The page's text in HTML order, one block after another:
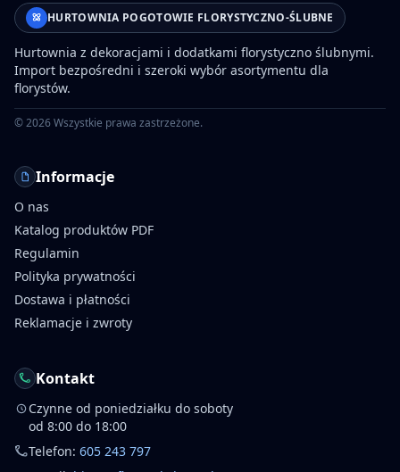
HURTOWNIA POGOTOWIE FLORYSTYCZNO-ŚLUBNE
Hurtownia z dekoracjami i dodatkami florystyczno ślubnymi.
Import bezpośredni i szeroki wybór asortymentu dla
florystów.
©2026Wszystkie prawa zastrzeżone.
Informacje
O nas
Katalog produktów PDF
Regulamin
Polityka prywatności
Dostawa i płatności
Reklamacje i zwroty
Kontakt
Czynne od poniedziałku do soboty
od 8:00 do 18:00
Telefon: 605 243 797